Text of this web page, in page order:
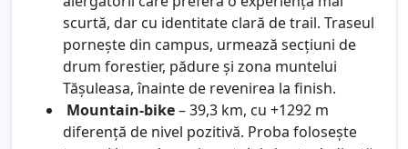
scurtă, dar cu identitate clară de trail. Traseul
pornește din campus, urmează secțiuni de
drum forestier, pădure și zona muntelui
Tășuleasa, înainte de revenirea la finish.
Mountain-bike– 39,3 km, cu +1292 m
diferență de nivel pozitivă. Proba folosește